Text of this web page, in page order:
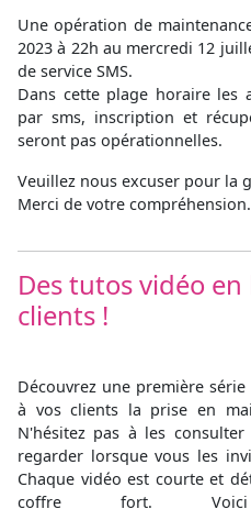
Une opération de
2023 à 22h au mercredi 12
de service SMS.
Dans cette plage horaire les
par sms, inscription et
seront pas opérationnelles.
Veuillez nous excuser pour la
Merci de votre compréhension.
Des tutos vidéo
clients !
Découvrez une première
à vos clients la prise en
N'hésitez pas à les
regarder lorsque vous les
Chaque vidéo est courte et
coffre fort.